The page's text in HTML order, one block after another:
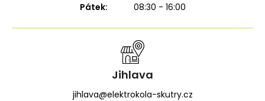
Pátek:
08:30 - 16:00
Jihlava
jihlava@elektrokola-skutry.cz